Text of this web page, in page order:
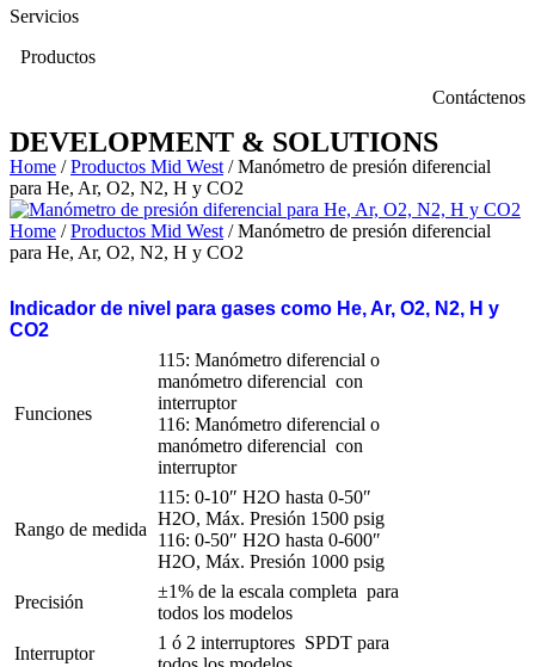
Servicios
Productos
Contáctenos
DEVELOPMENT & SOLUTIONS
Home /Productos Mid West / Manómetro de presión diferencial
para He, Ar, O2, N2, H y CO2
Home /Productos Mid West / Manómetro de presión diferencial
para He, Ar, O2, N2, H y CO2
Indicador de nivel para gases como He, Ar, O2, N2, H y
CO2
Funciones
115: Manómetro diferencial o
manómetro diferencial con
interruptor
116: Manómetro diferencial o
manómetro diferencial con
interruptor
Rango de medida
115: 0-10″ H2O hasta 0-50″
H2O, Máx. Presión 1500 psig
116: 0-50″ H2O hasta 0-600″
H2O, Máx. Presión 1000 psig
Precisión
±1% de la escala completa para
todos los modelos
Interruptor
1 ó 2 interruptores SPDT para